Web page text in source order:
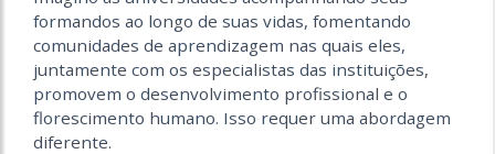
formandos ao longo de suas vidas, fomentando
comunidades de aprendizagem nas quais eles,
juntamente com os especialistas das instituições,
promovem o desenvolvimento profissional e o
florescimento humano. Isso requer uma abordagem
diferente.